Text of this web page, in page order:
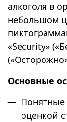
алкоголя в
небольшом
«Security»
Основные
Понятные
оценкой